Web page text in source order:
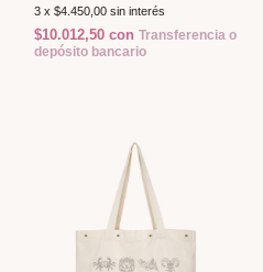
3 x $4.450,00 sin interés
$10.012,50 con Transferencia o
depósito bancario